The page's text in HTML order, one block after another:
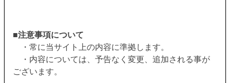
■注意事項について
・常に当サイト上の内容に準拠します。
・内容については、予告なく変更、追加される事が
ございます。